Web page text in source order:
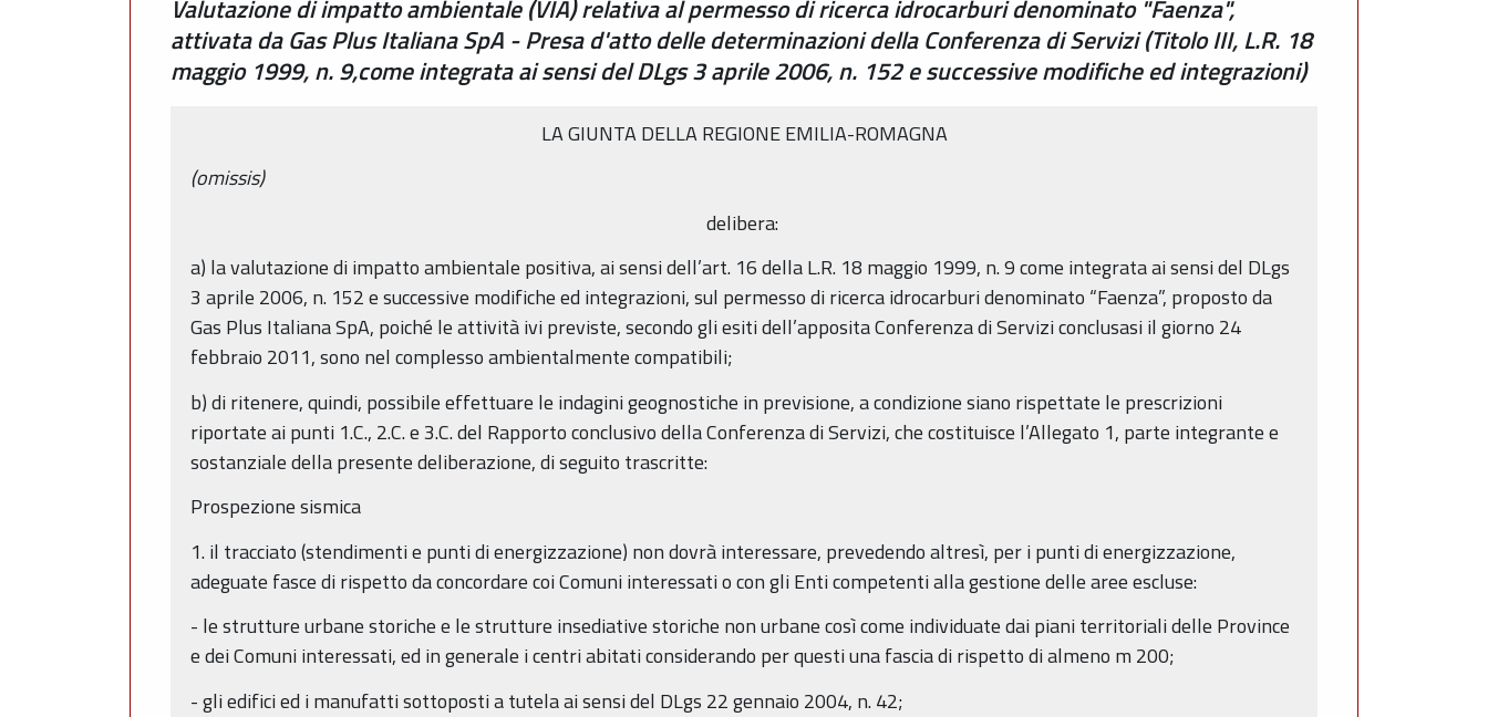
Valutazione di impatto ambientale (VIA) relativa al permesso di ricerca idrocarburi denominato "Faenza",
attivata da Gas Plus Italiana SpA - Presa d'atto delle determinazioni della Conferenza di Servizi (Titolo III, L.R. 18
maggio 1999, n. 9,come integrata ai sensi del DLgs 3 aprile 2006, n. 152 e successive modifiche ed integrazioni)
LA GIUNTA DELLA REGIONE EMILIA-ROMAGNA
(omissis)
delibera:
a) la valutazione di impatto ambientale positiva, ai sensi dell’art. 16 della L.R. 18 maggio 1999, n. 9 come integrata ai sensi del DLgs
3 aprile 2006, n. 152 e successive modifiche ed integrazioni, sul permesso di ricerca idrocarburi denominato “Faenza”, proposto da
Gas Plus Italiana SpA, poiché le attività ivi previste, secondo gli esiti dell’apposita Conferenza di Servizi conclusasi il giorno 24
febbraio 2011, sono nel complesso ambientalmente compatibili;
b) di ritenere, quindi, possibile effettuare le indagini geognostiche in previsione, a condizione siano rispettate le prescrizioni
riportate ai punti 1.C., 2.C. e 3.C. del Rapporto conclusivo della Conferenza di Servizi, che costituisce l’Allegato 1, parte integrante e
sostanziale della presente deliberazione, di seguito trascritte:
Prospezione sismica
1. il tracciato (stendimenti e punti di energizzazione) non dovrà interessare, prevedendo altresì, per i punti di energizzazione,
adeguate fasce di rispetto da concordare coi Comuni interessati o con gli Enti competenti alla gestione delle aree escluse:
- le strutture urbane storiche e le strutture insediative storiche non urbane così come individuate dai piani territoriali delle Province
e dei Comuni interessati, ed in generale i centri abitati considerando per questi una fascia di rispetto di almeno m 200;
- gli edifici ed i manufatti sottoposti a tutela ai sensi del DLgs 22 gennaio 2004, n. 42;